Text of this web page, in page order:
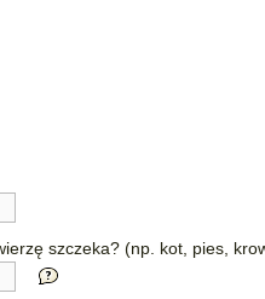
szczeka? (np. kot, pies,